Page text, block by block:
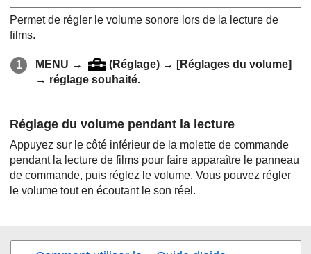
Permet de régler le volume sonore lors de la lecture de
films.
MENU → (Réglage) → [Réglages du volume]
→ réglage souhaité.
Réglage du volume pendant la lecture
Appuyez sur le côté inférieur de la molette de commande
pendant la lecture de films pour faire apparaître le panneau
de commande, puis réglez le volume. Vous pouvez régler
le volume tout en écoutant le son réel.